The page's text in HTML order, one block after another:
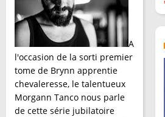
A
l'occasion de la sorti premier
tome de Brynn apprentie
chevaleresse, le talentueux
Morgann Tanco nous parle
de cette série jubilatoire